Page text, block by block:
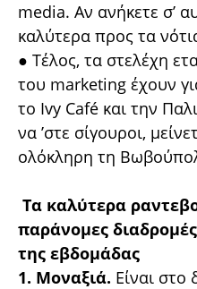
media. Αν ανήκετε σ’
καλύτερα προς τα
● Τέλος, τα στελέχη
του marketing έχουν
το Ivy Café και την
να ’στε σίγουροι,
ολόκληρη τη
Τα καλύτερα
παράνομες
της εβδομάδας
1. Μοναξιά. Είναι στο